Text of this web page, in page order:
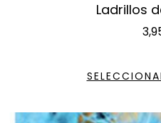
Ladrillos